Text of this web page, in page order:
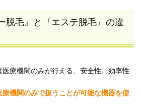
脱毛』と『エステ脱毛』の違
医療機関のみが行える、安全性、効率性
療機関のみで扱うことが可能な機器を使